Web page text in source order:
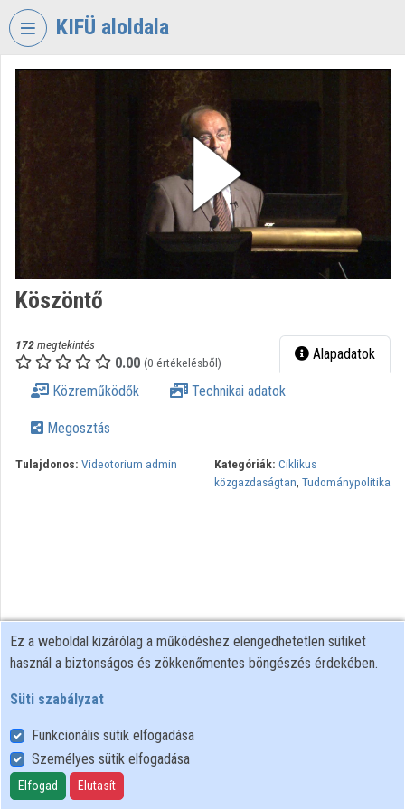
Fejléc kihagyása
KIFÜ aloldala
KORMÁNYZATI
INFORMATIKAI
FEJLESZTÉSI
ÜGYNÖKSÉG
Intézményi kezdőlap
Bejelentkezés
Intézményi felfedezés
Kategóriák
Intézményi listák
Intézmények
Közreműködők
Köszöntő
172megtekintés
0.00 (0 értékelésből) Alapadatok
Közreműködők Technikai adatok
Megosztás
Tulajdonos: Videotorium admin Kategóriák: Ciklikus
közgazdaságtan, Tudománypolitika
Felhasználói szabályzat
Adatkezelési tájékoztató
Süti szabályzat
Ez a weboldal kizárólag a működéshez elengedhetetlen sütiket
használ a biztonságos és zökkenőmentes böngészés érdekében.
Süti szabályzat
Funkcionális sütik elfogadása
Személyes sütik elfogadása
Elfogad Elutasít